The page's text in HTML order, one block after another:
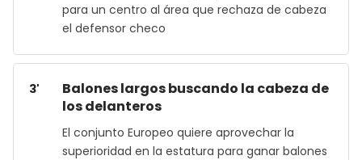
para un centro al área que rechaza de cabeza
el defensor checo
3'
Balones largos buscando la cabeza de
los delanteros
El conjunto Europeo quiere aprovechar la
superioridad en la estatura para ganar balones